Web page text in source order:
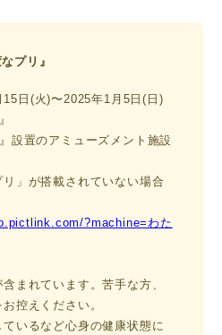
プリ』
日(火)〜2025年1月5日(日)
設置のアミューズメント施設
」が搭載されていない場合
?machine=わた
まれています。苦手な方、
控えください。
ているなど心身の健康状態に